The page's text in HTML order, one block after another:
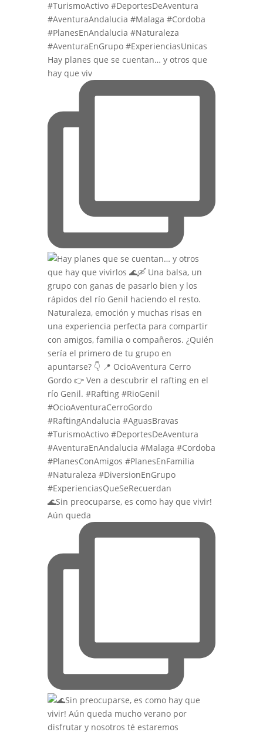
Hay planes que se cuentan… y otros que
hay que viv
🌊Sin preocuparse, es como hay que vivir!
Aún queda